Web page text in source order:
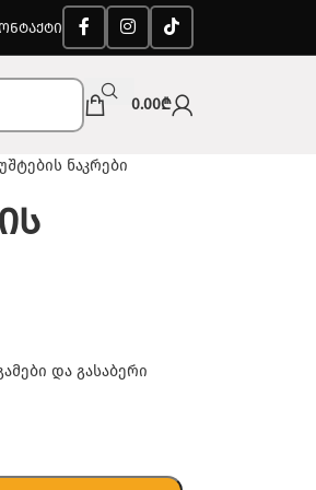
0.00₾
ნაკრები
და გასაბერი